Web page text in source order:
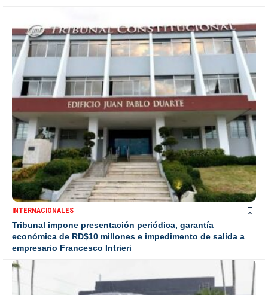
INTERNACIONALES
Tribunal impone presentación periódica, garantía
económica de RD$10 millones e impedimento de salida a
empresario Francesco Intrieri